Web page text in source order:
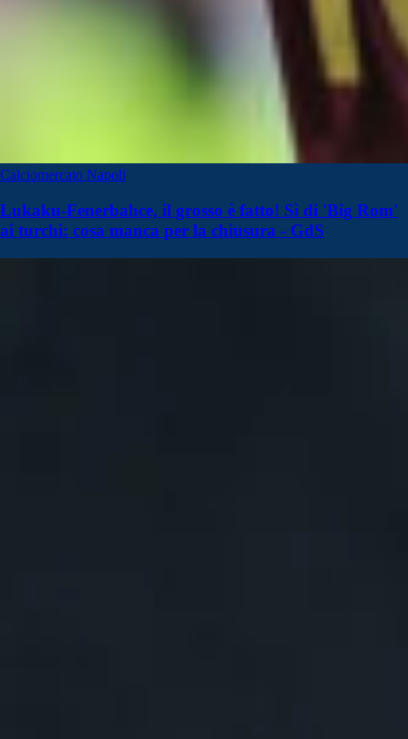
Calciomercato Napoli
Lukaku-Fenerbahce, il grosso è fatto! Sì di 'Big Rom'
ai turchi: cosa manca per la chiusura - GdS